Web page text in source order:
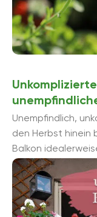
Unempfindlich,
den Herbst hinein
Balkon
beliebte